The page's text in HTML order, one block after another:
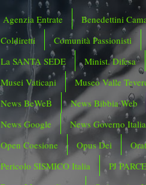
Agenzia Entrate Benedettini
Coldiretti
Comunità Passionisti
La SANTA SEDE
Minist. Difesa
Musei Vaticani
Museo Valle
News BeWeB
News Bibbia Web
News Google
News Governo
Open Coesione
Opus Dei
Pericolo SISMICO Italia
PJ